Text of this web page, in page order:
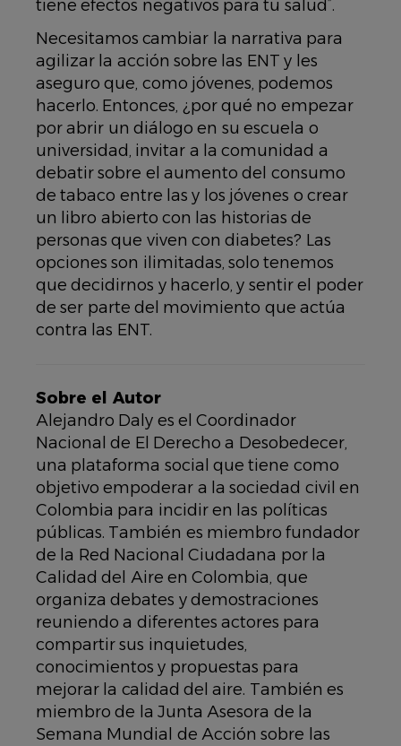
tiene efectos negativos para tu salud”.
Necesitamos cambiar la narrativa para
agilizar la acción sobre las ENT y les
aseguro que, como jóvenes, podemos
hacerlo. Entonces, ¿por qué no empezar
por abrir un diálogo en su escuela o
universidad, invitar a la comunidad a
debatir sobre el aumento del consumo
de tabaco entre las y los jóvenes o crear
un libro abierto con las historias de
personas que viven con diabetes? Las
opciones son ilimitadas, solo tenemos
que decidirnos y hacerlo, y sentir el poder
de ser parte del movimiento que actúa
contra las ENT.
Sobre el Autor
Alejandro Daly es el Coordinador
Nacional de El Derecho a Desobedecer,
una plataforma social que tiene como
objetivo empoderar a la sociedad civil en
Colombia para incidir en las políticas
públicas. También es miembro fundador
de la Red Nacional Ciudadana por la
Calidad del Aire en Colombia, que
organiza debates y demostraciones
reuniendo a diferentes actores para
compartir sus inquietudes,
conocimientos y propuestas para
mejorar la calidad del aire. También es
miembro de la Junta Asesora de la
Semana Mundial de Acción sobre las